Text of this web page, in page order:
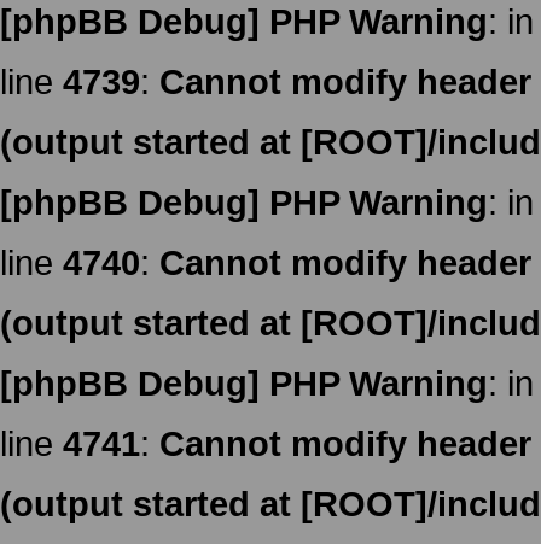
[phpBB Debug] PHP Warning:
line 4739: Cannot modify
(output started at [ROOT]/
[phpBB Debug] PHP Warning:
line 4740: Cannot modify
(output started at [ROOT]/
[phpBB Debug] PHP Warning:
line 4741: Cannot modify
(output started at [ROOT]/